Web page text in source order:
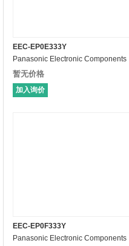
EEC-EP0E333Y
Panasonic Electronic Components
暂无价格
加入询价
EEC-EP0F333Y
Panasonic Electronic Components